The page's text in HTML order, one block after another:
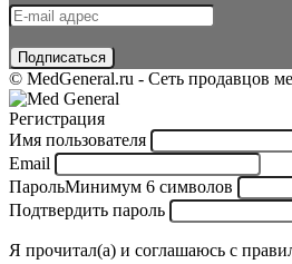
© MedGeneral.ru - Сеть продавцов
Регистрация
Имя пользователя
Email
ПарольМинимум 6 символов
Подтвердить пароль
Я прочитал(а) и соглашаюсь с